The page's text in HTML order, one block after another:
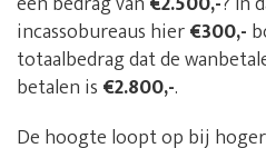
incassobureaus hier€300,-
totaalbedrag dat de
betalen is €2.800,-.
De hoogte loopt op bij